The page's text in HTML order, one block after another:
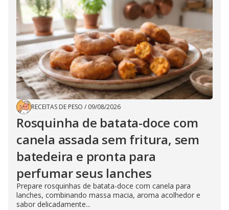
RECEITAS DE PESO / 09/08/2026
Rosquinha de batata-doce com
canela assada sem fritura, sem
batedeira e pronta para
perfumar seus lanches
Prepare rosquinhas de batata-doce com canela para
lanches, combinando massa macia, aroma acolhedor e
sabor delicadamente...